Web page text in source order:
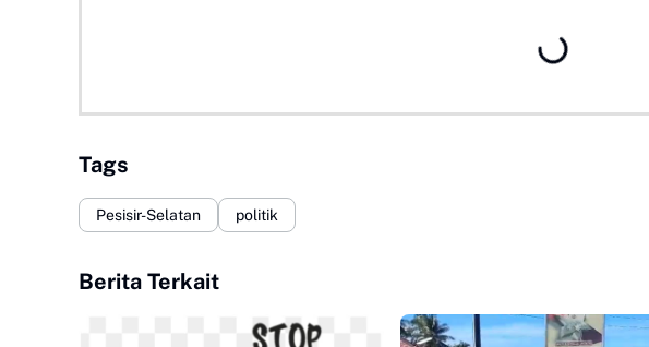
Tags
Pesisir-Selatan politik
Berita Terkait